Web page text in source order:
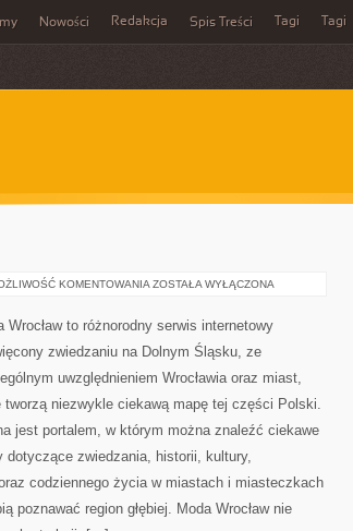
Nowości Redakcja Spis Treści Tagi Tagi
KOMENTOWANIA ZGORZELEC
ZOSTAŁA WYŁĄCZONA
Wrocław to różnorodny serwis internetowy
zwiedzaniu na Dolnym Śląsku, ze
uwzględnieniem Wrocławia oraz miast,
tworzą niezwykle ciekawą mapę tej części Polski.
jest portalem, w którym można znaleźć ciekawe
dotyczące zwiedzania, historii, kultury,
codziennego życia w miastach i miasteczkach
poznawać region głębiej. Moda Wrocław nie